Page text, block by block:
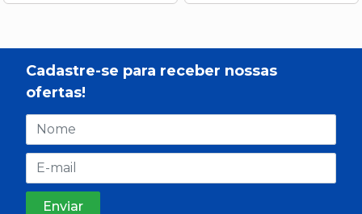
Cadastre-se para receber nossas
ofertas!